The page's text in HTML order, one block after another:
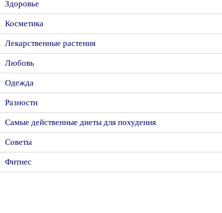
Здоровье
Косметика
Лекарственные растения
Любовь
Одежда
Разности
Самые действенные диеты для похудения
Советы
Фитнес